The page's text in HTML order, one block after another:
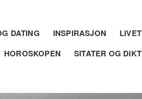
DATING INSPIRASJON
LIVET
HOROSKOPEN
SITATER OG DIKT